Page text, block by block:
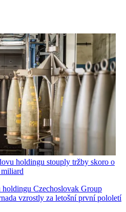
holdingu stouply tržby skoro o
holdingu Czechoslovak Group
vzrostly za letošní první pololetí